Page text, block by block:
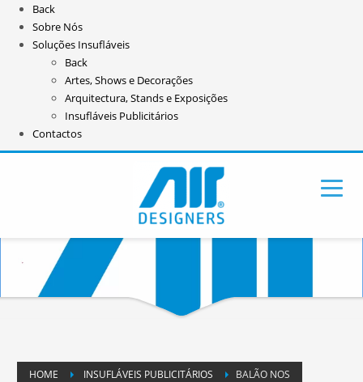
Back
Sobre Nós
Soluções Insufláveis
Back
Artes, Shows e Decorações
Arquitectura, Stands e Exposições
Insufláveis Publicitários
Contactos
HOME INSUFLÁVEIS PUBLICITÁRIOS BALÃO NOS